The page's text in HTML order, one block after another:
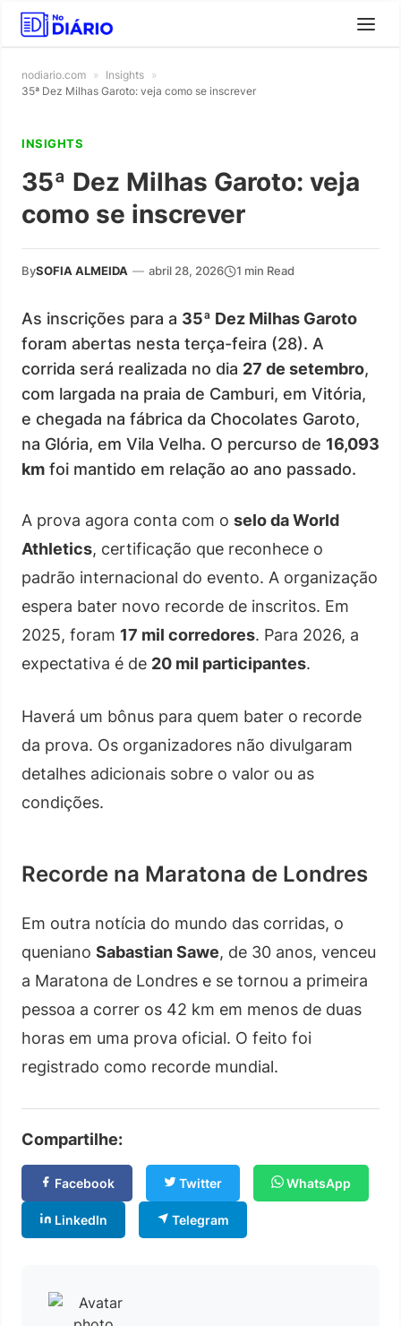
nodiario.com » Insights »
35ª Dez Milhas Garoto: veja como se inscrever
INSIGHTS
35ª Dez Milhas Garoto: veja
como se inscrever
BySOFIA ALMEIDA — abril 28, 2026 1 min Read
As inscrições para a 35ª Dez Milhas Garoto
foram abertas nesta terça-feira (28). A
corrida será realizada no dia 27 de setembro,
com largada na praia de Camburi, em Vitória,
e chegada na fábrica da Chocolates Garoto,
na Glória, em Vila Velha. O percurso de 16,093
km foi mantido em relação ao ano passado.
A prova agora conta com o selo da World
Athletics, certificação que reconhece o
padrão internacional do evento. A organização
espera bater novo recorde de inscritos. Em
2025, foram 17 mil corredores. Para 2026, a
expectativa é de 20 mil participantes.
Haverá um bônus para quem bater o recorde
da prova. Os organizadores não divulgaram
detalhes adicionais sobre o valor ou as
condições.
Recorde na Maratona de Londres
Em outra notícia do mundo das corridas, o
queniano Sabastian Sawe, de 30 anos, venceu
a Maratona de Londres e se tornou a primeira
pessoa a correr os 42 km em menos de duas
horas em uma prova oficial. O feito foi
registrado como recorde mundial.
Compartilhe:
Facebook Twitter WhatsApp
LinkedIn Telegram